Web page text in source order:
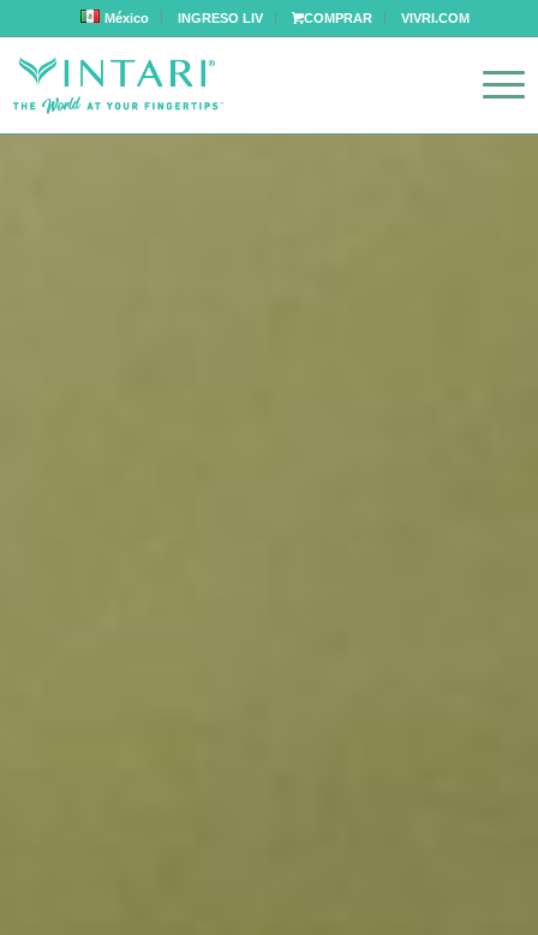
México INGRESO LIV COMPRAR VIVRI.COM